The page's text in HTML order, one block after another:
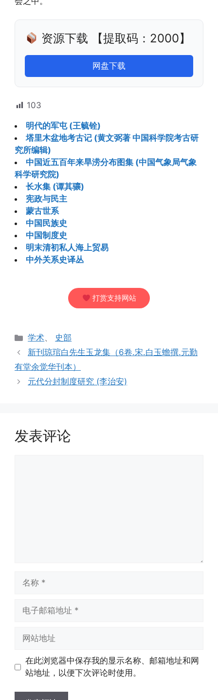
资源下载 【提取码：2000】
网盘下载
103
明代的军屯 (王毓铨)
塔里木盆地考古记 (黄文弼著 中国科学院考古研
究所编辑)
中国近五百年来旱涝分布图集 (中国气象局气象
科学研究院)
长水集 (谭其骧)
宪政与民主
蒙古世系
中国民族史
中国制度史
明末清初私人海上贸易
中外关系史译丛
打赏支持网站
分
类
学术、 史部
新刊琼琯白先生玉龙集（6卷.宋.白玉蟾撰.元勤
有堂余觉华刊本）
元代分封制度研究 (李治安)
发表评论
址
址
在此浏览器中保存我的显示名称、邮箱地址和网
站地址，以便下次评论时使用。